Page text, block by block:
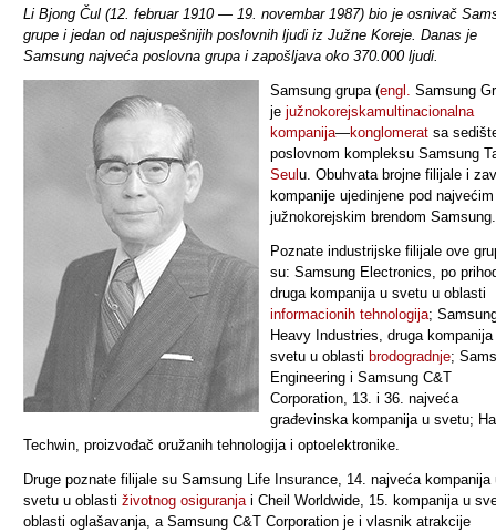
Li Bjong Čul (12. februar 1910 — 19. novembar 1987) bio je osnivač
grupe i jedan od najuspešnijih poslovnih ljudi iz Južne Koreje. Danas je
Samsung najveća poslovna grupa i zapošljava oko 370.000 ljudi.
Samsung grupa(engl. Samsung
je južnokorejskamultinacionalna
kompanija—konglomerat sa
poslovnom kompleksu Samsung
Seul u. Obuhvata brojne filijale i
kompanije ujedinjene pod najvećim
južnokorejskim brendom Samsung.
Poznate industrijske filijale ove
su: Samsung Electronics, po
druga kompanija u svetu u oblasti
informacionih tehnologija;
Heavy Industries, druga kompanija
svetu u oblasti brodogradnje;
Engineering i Samsung C&T
Corporation, 13. i 36. najveća
građevinska kompanija u svetu;
Techwin, proizvođač oružanih tehnologija i optoelektronike.
Druge poznate filijale su Samsung Life Insurance, 14. najveća kompanija
svetu u oblasti životnog osiguranjai Cheil Worldwide, 15. kompanija u
oblasti oglašavanja, a Samsung C&T Corporation je i vlasnik atrakcije